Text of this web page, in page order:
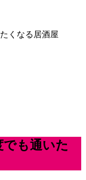
くなる居酒屋
でも通いた